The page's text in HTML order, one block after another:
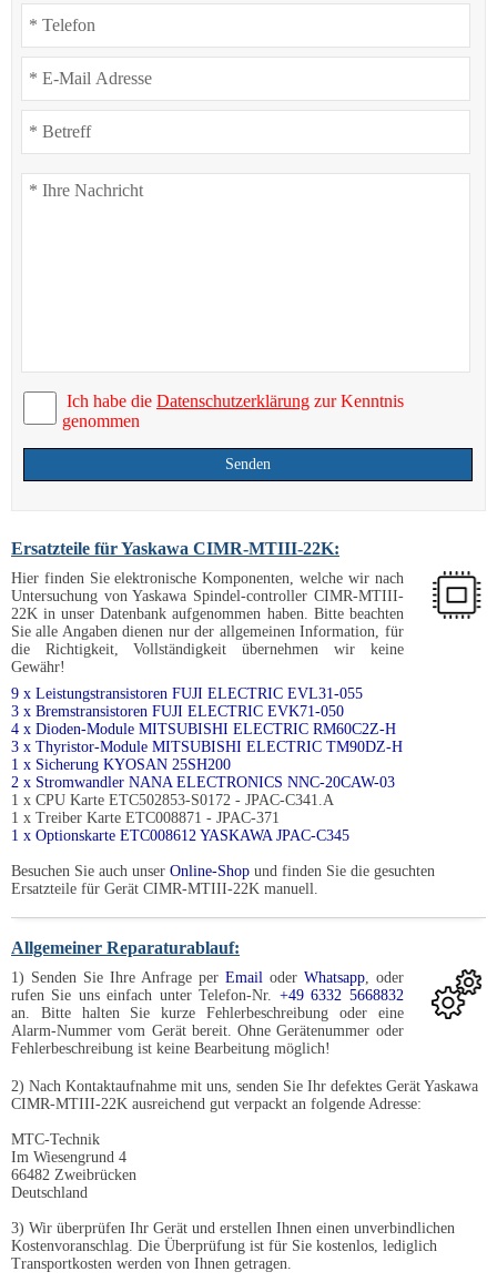
Ich habe die Datenschutzerklärung zur Kenntnis
genommen
Senden
Ersatzteile für Yaskawa CIMR-MTIII-22K:
Hier finden Sie elektronische Komponenten, welche wir nach
Untersuchung von Yaskawa Spindel-controller CIMR-MTIII-
22K in unser Datenbank aufgenommen haben. Bitte beachten
Sie alle Angaben dienen nur der allgemeinen Information, für
die Richtigkeit, Vollständigkeit übernehmen wir keine
Gewähr!
9 x Leistungstransistoren FUJI ELECTRIC EVL31-055
3 x Bremstransistoren FUJI ELECTRIC EVK71-050
4 x Dioden-Module MITSUBISHI ELECTRIC RM60C2Z-H
3 x Thyristor-Module MITSUBISHI ELECTRIC TM90DZ-H
1 x Sicherung KYOSAN 25SH200
2 x Stromwandler NANA ELECTRONICS NNC-20CAW-03
1 x CPU Karte ETC502853-S0172 - JPAC-C341.A
1 x Treiber Karte ETC008871 - JPAC-371
1 x Optionskarte ETC008612 YASKAWA JPAC-C345
Besuchen Sie auch unser Online-Shop und finden Sie die gesuchten
Ersatzteile für Gerät CIMR-MTIII-22K manuell.
Allgemeiner Reparaturablauf:
1) Senden Sie Ihre Anfrage per Email oder Whatsapp, oder
rufen Sie uns einfach unter Telefon-Nr. +49 6332 5668832
an. Bitte halten Sie kurze Fehlerbeschreibung oder eine
Alarm-Nummer vom Gerät bereit. Ohne Gerätenummer oder
Fehlerbeschreibung ist keine Bearbeitung möglich!
2) Nach Kontaktaufnahme mit uns, senden Sie Ihr defektes Gerät Yaskawa
CIMR-MTIII-22K ausreichend gut verpackt an folgende Adresse:
MTC-Technik
Im Wiesengrund 4
66482 Zweibrücken
Deutschland
3) Wir überprüfen Ihr Gerät und erstellen Ihnen einen unverbindlichen
Kostenvoranschlag. Die Überprüfung ist für Sie kostenlos, lediglich
Transportkosten werden von Ihnen getragen.